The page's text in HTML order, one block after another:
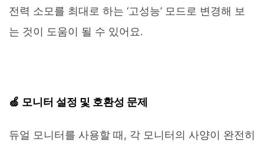
전력 소모를 최대로 하는 ‘고성능’ 모드로 변경해 보
는 것이 도움이 될 수 있어요.
🍏 모니터 설정 및 호환성 문제
듀얼 모니터를 사용할 때, 각 모니터의 사양이 완전히